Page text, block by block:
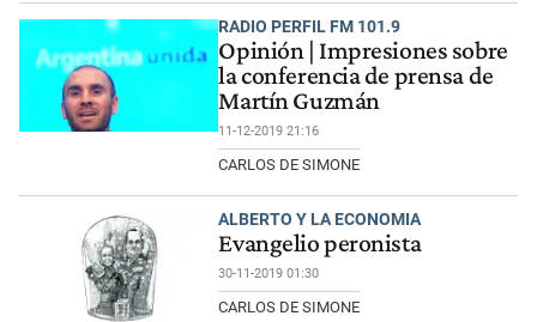
RADIO PERFIL FM 101.9
Opinión | Impresiones sobre
la conferencia de prensa de
Martín Guzmán
11-12-2019 21:16
CARLOS DE SIMONE
ALBERTO Y LA ECONOMIA
Evangelio peronista
30-11-2019 01:30
CARLOS DE SIMONE